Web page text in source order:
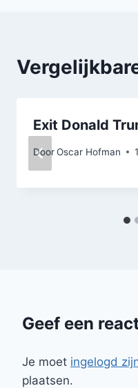
Exit Donald
DoorOscar Hofman
Geef een
Je moet ingelogd
plaatsen.